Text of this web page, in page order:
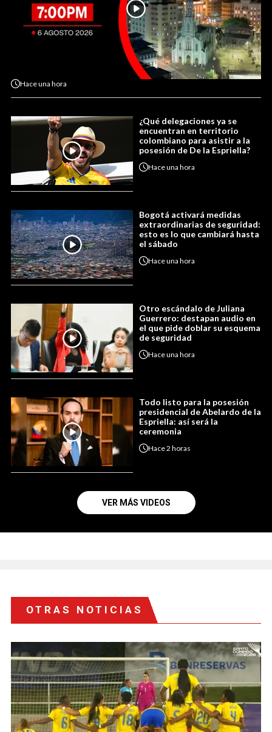
Haceuna hora
¿Qué delegaciones ya se
encuentran en territorio
colombiano para asistir a la
posesión de De la Espriella?
Haceuna hora
Bogotá activará medidas
extraordinarias de seguridad:
esto es lo que cambiará hasta
el sábado
Haceuna hora
Otro escándalo de Juliana
Guerrero: destapan audio en
el que pide doblar su esquema
de seguridad
Haceuna hora
Todo listo para la posesión
presidencial de Abelardo de la
Espriella: así será la
ceremonia
Hace2 horas
VER MÁS VIDEOS
OTRAS NOTICIAS